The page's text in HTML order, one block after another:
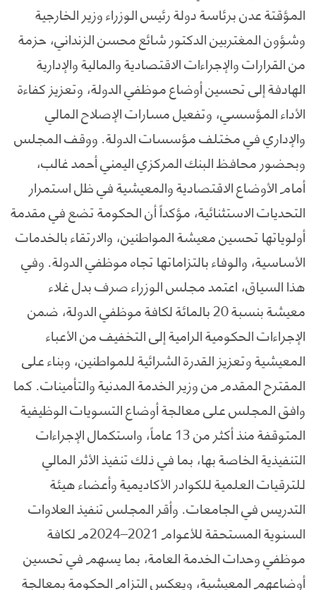
المؤقتة عدن برئاسة دولة رئيس الوزراء وزير الخارجية
وشؤون المغتربين الدكتور شائع محسن الزنداني، حزمة
من القرارات والإجراءات الاقتصادية والمالية والإدارية
الهادفة إلى تحسين أوضاع موظفي الدولة، وتعزيز كفاءة
الأداء المؤسسي، وتفعيل مسارات الإصلاح المالي
والإداري في مختلف مؤسسات الدولة. ووقف المجلس
وبحضور محافظ البنك المركزي اليمني أحمد غالب،
أمام الأوضاع الاقتصادية والمعيشية في ظل استمرار
التحديات الاستثنائية، مؤكداً أن الحكومة تضع في مقدمة
أولوياتها تحسين معيشة المواطنين، والارتقاء بالخدمات
الأساسية، والوفاء بالتزاماتها تجاه موظفي الدولة. وفي
هذا السياق، اعتمد مجلس الوزراء صرف بدل غلاء
معيشة بنسبة 20 بالمائة لكافة موظفي الدولة، ضمن
الإجراءات الحكومية الرامية إلى التخفيف من الأعباء
المعيشية وتعزيز القدرة الشرائية للمواطنين، وبناء على
المقترح المقدم من وزير الخدمة المدنية والتأمينات. كما
وافق المجلس على معالجة أوضاع التسويات الوظيفية
المتوقفة منذ أكثر من 13 عاماً، واستكمال الإجراءات
التنفيذية الخاصة بها، بما في ذلك تنفيذ الأثر المالي
للترقيات العلمية للكوادر الأكاديمية وأعضاء هيئة
التدريس في الجامعات. وأقر المجلس تنفيذ العلاوات
السنوية المستحقة للأعوام 2021–2024م لكافة
موظفي وحدات الخدمة العامة، بما يسهم في تحسين
أوضاعهم المعيشية، ويعكس التزام الحكومة بمعالجة